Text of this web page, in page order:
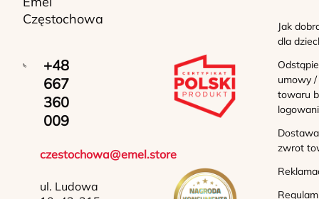
Częstochowa
+48
667
360
009
czestochowa@emel.store
ul. Ludowa
Jak
dla
umowy
towaru
zwrot